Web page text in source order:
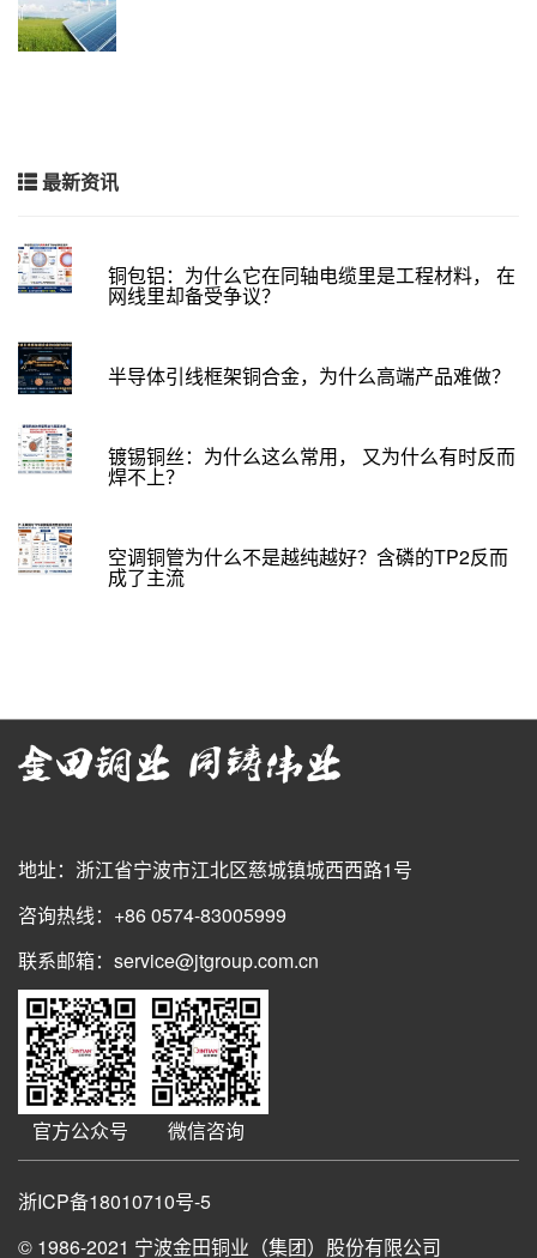
最新资讯
铜包铝：为什么它在同轴电缆里是工程材料， 在
网线里却备受争议？
半导体引线框架铜合金，为什么高端产品难做？
镀锡铜丝：为什么这么常用， 又为什么有时反而
焊不上？
空调铜管为什么不是越纯越好？含磷的TP2反而
成了主流
地址：浙江省宁波市江北区慈城镇城西西路1号
咨询热线：+86 0574-83005999
联系邮箱：service@jtgroup.com.cn
官方公众号 微信咨询
浙ICP备18010710号-5
© 1986-2021 宁波金田铜业（集团）股份有限公司